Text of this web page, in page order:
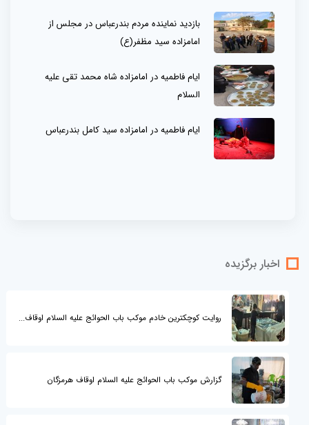
بازدید نماینده مردم بندرعباس در مجلس از
امامزاده سید مظفر(ع)
ایام فاطمیه در امامزاده شاه محمد تقی علیه
السلام
ایام فاطمیه در امامزاده سید کامل بندرعباس
اخبار برگزیده
روایت کوچکترین خادم موکب باب الحوائج علیه السلام اوقاف...
گزارش موکب باب الحوائج علیه السلام اوقاف هرمزگان